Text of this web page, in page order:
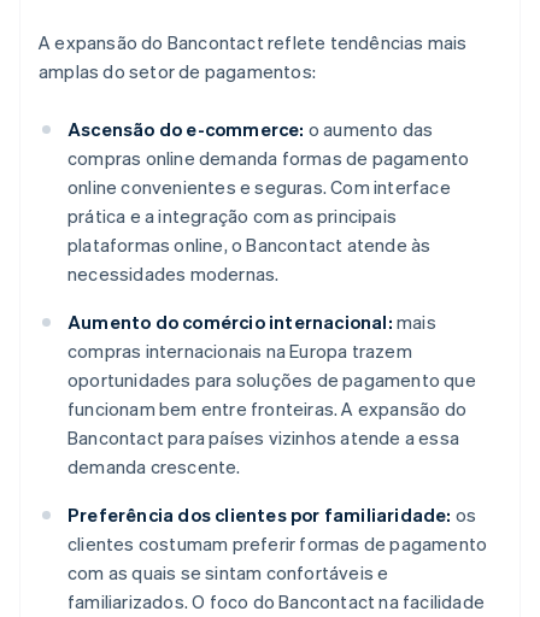
A expansão do Bancontact reflete tendências mais
amplas do setor de pagamentos:
Ascensão do e-commerce: o aumento das
compras online demanda formas de pagamento
online convenientes e seguras. Com interface
prática e a integração com as principais
plataformas online, o Bancontact atende às
necessidades modernas.
Aumento do comércio internacional: mais
compras internacionais na Europa trazem
oportunidades para soluções de pagamento que
funcionam bem entre fronteiras. A expansão do
Bancontact para países vizinhos atende a essa
demanda crescente.
Preferência dos clientes por familiaridade: os
clientes costumam preferir formas de pagamento
com as quais se sintam confortáveis e
familiarizados. O foco do Bancontact na facilidade